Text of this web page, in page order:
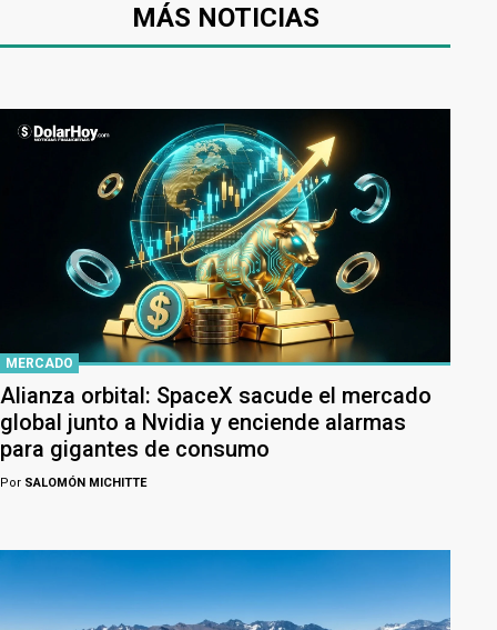
MÁS NOTICIAS
MERCADO
Alianza orbital: SpaceX sacude el mercado
global junto a Nvidia y enciende alarmas
para gigantes de consumo
Por SALOMÓN MICHITTE